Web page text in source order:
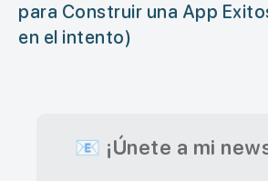
para Construir una App
en el intento)
📧 ¡Únete a mi